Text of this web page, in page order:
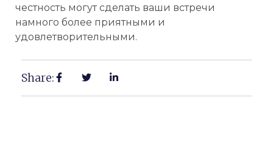
честность могут сделать ваши встречи
намного более приятными и
удовлетворительными.
Share: